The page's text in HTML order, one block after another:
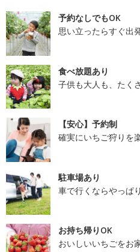
予約なしでもOK
思い立ったらすぐ出
食べ放題あり
子供も大人も、たく
【安心】予約制
確実にいちご狩りを
駐車場あり
車で行くならやっぱ
お持ち帰りOK
おいしいいちごをお